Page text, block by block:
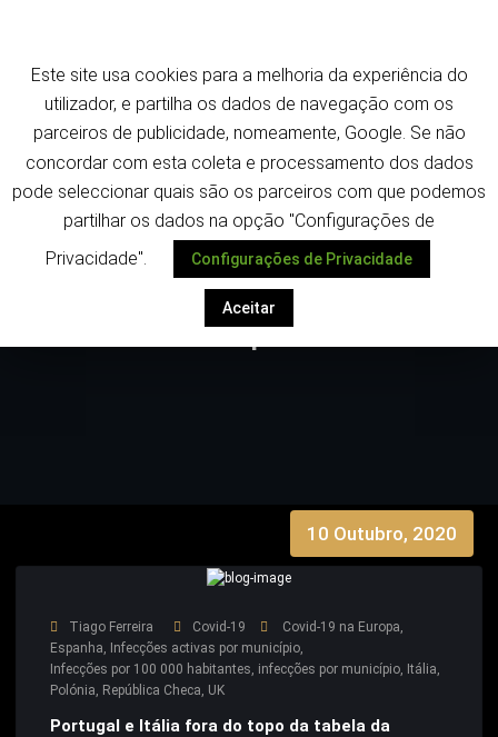
conteúdo
Despoletar
Portugal e Itália fora do topo da
tabela da COVID-19. Mas por quanto
tempo?
10 Outubro, 2020
Tiago Ferreira Covid-19 Covid-19 na Europa,
Espanha, Infecções activas por município,
Infecções por 100 000 habitantes, infecções por município, Itália,
Polónia, República Checa, UK
Portugal e Itália fora do topo da tabela da
Este site usa cookies para a melhoria da experiência do
utilizador, e partilha os dados de navegação com os
parceiros de publicidade, nomeamente, Google. Se não
concordar com esta coleta e processamento dos dados
pode seleccionar quais são os parceiros com que podemos
partilhar os dados na opção "Configurações de
Privacidade".
Configurações de Privacidade
Aceitar